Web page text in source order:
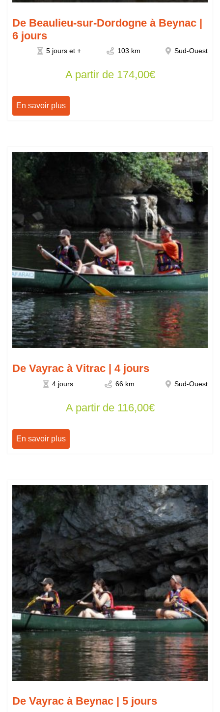
De Beaulieu-sur-Dordogne à Beynac |
6 jours
5 jours et + 103 km Sud-Ouest
A partir de 174,00€
En savoir plus
De Vayrac à Vitrac | 4 jours
4 jours 66 km Sud-Ouest
A partir de 116,00€
En savoir plus
De Vayrac à Beynac | 5 jours